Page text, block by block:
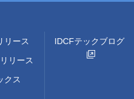
リース
リース
クス
IDCFテックブログ